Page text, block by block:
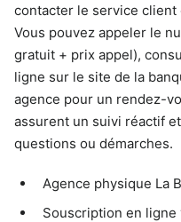
contacter le service client
Vous pouvez appeler le
gratuit + prix appel),
ligne sur le site de la
agence pour un rendez-
assurent un suivi réactif
questions ou démarches.
Agence physique La
Souscription en ligne